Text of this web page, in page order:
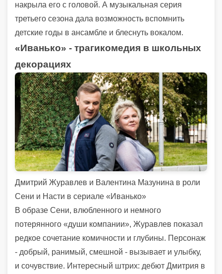
накрыла его с головой. А музыкальная серия
третьего сезона дала возможность вспомнить
детские годы в ансамбле и блеснуть вокалом.
«Иванько» - трагикомедия в школьных
декорациях
Дмитрий Журавлев и Валентина Мазунина в роли
Сени и Насти в сериале «Иванько»
В образе Сени, влюбленного и немного
потерянного «души компании», Журавлев показал
редкое сочетание комичности и глубины. Персонаж
- добрый, ранимый, смешной - вызывает и улыбку,
и сочувствие. Интересный штрих: дебют Дмитрия в